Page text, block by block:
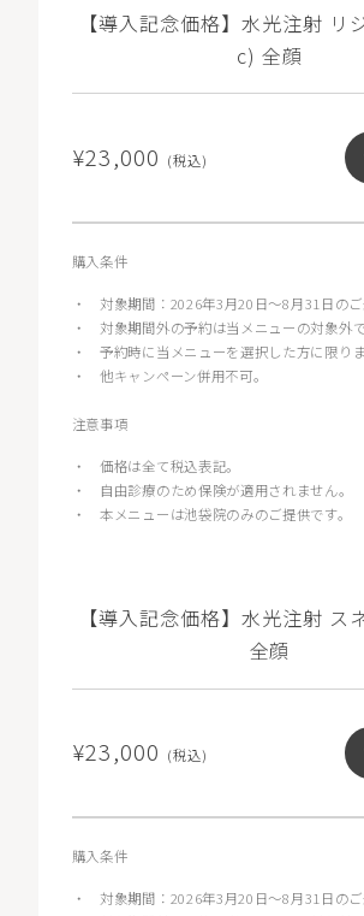
【導入記念価格】水光注射 リ
c) 全顔
¥23,000 (税込)
購入条件
・ 対象期間：2026年3月20日〜8月31日のご
・ 対象期間外の予約は当メニューの対象外で
・予約時に当メニューを選択した方に限りま
・他キャンペーン併用不可。
注意事項
・価格は全て税込表記。
・
自由診療のため保険が適用されません。
・本メニューは池袋院のみのご提供です。
【導入記念価格】水光注射 ス
全顔
¥23,000 (税込)
購入条件
・ 対象期間：2026年3月20日〜8月31日のご